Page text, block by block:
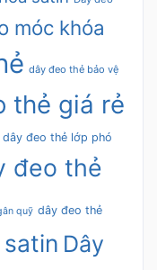
móc khóa
dây đeo thẻ bảo vệ
thẻ giá rẻ
dây đeo thẻ lớp phó
đeo thẻ
quỹ dây đeo thẻ
Dây